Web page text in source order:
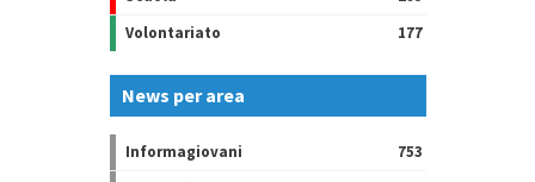
Volontariato
177
News per area
Informagiovani
753